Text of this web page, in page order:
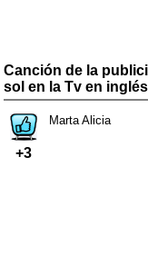
Canción de la
sol en la Tv en inglés
+3
Marta Alicia